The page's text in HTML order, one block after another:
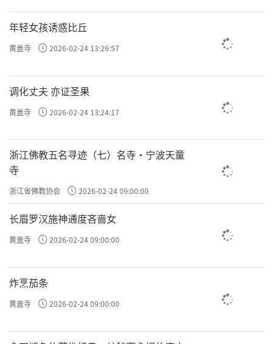
年轻女孩诱惑比丘
黄盖寺 2026-02-24 13:26:57
调化丈夫 亦证圣果
黄盖寺 2026-02-24 13:24:17
浙江佛教五名寻迹（七）名寺·宁波天童
寺
浙江省佛教协会 2026-02-24 09:00:00
长眉罗汉施神通度吝啬女
黄盖寺 2026-02-24 09:00:00
炸烹茄条
黄盖寺 2026-02-24 09:00:00